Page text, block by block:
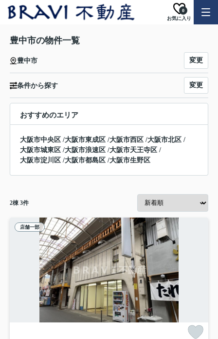
お気に入り
0
豊中市の物件一覧
豊中市 変更
条件から探す 変更
おすすめのエリア
大阪市中央区 /大阪市東成区 /大阪市西区 /大阪市北区 /
大阪市城東区 /大阪市浪速区 /大阪市天王寺区 /
大阪市淀川区 /大阪市都島区 /大阪市生野区
2棟 3件
店舗一部